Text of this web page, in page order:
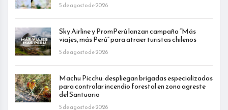
5 de agosto de 2026
Sky Airline y PromPerú lanzan campaña “Más
viajes, más Perú” para atraer turistas chilenos
5 de agosto de 2026
Machu Picchu: despliegan brigadas especializadas
para controlar incendio forestal en zona agreste
del Santuario
5 de agosto de 2026